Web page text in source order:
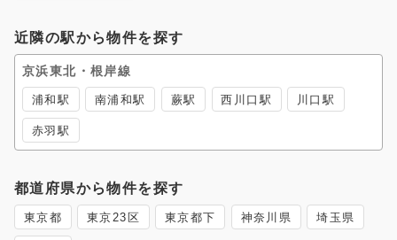
近隣の駅から物件を探す
京浜東北・根岸線
浦和駅 南浦和駅 蕨駅 西川口駅 川口駅
赤羽駅
都道府県から物件を探す
東京都 東京23区 東京都下 神奈川県 埼玉県